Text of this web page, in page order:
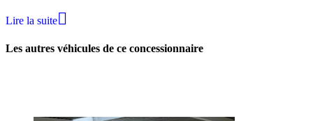
Lire la suite
Les autres véhicules de ce concessionnaire